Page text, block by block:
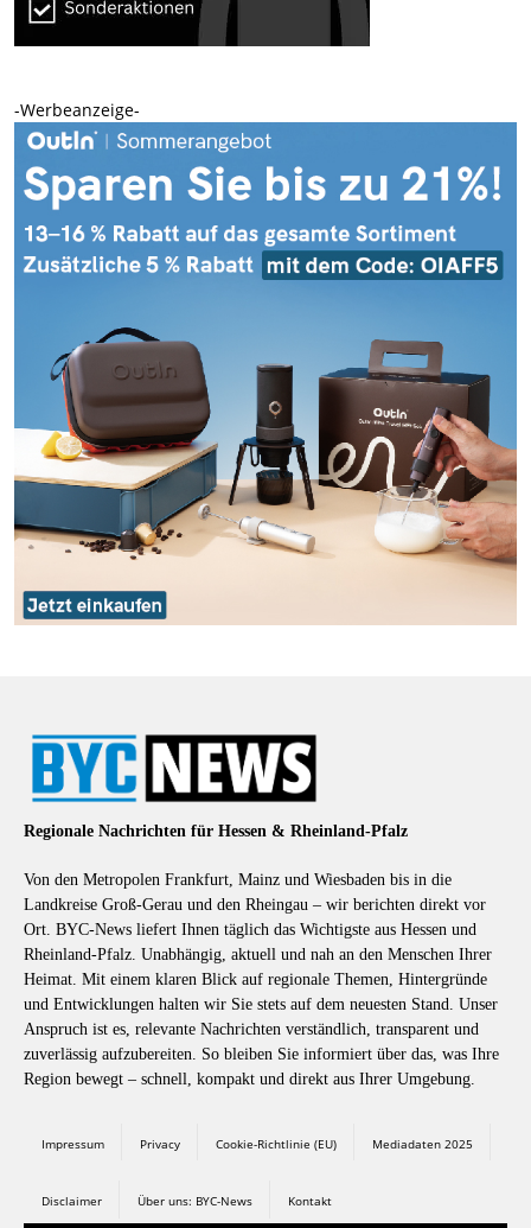
-Werbeanzeige-
Regionale Nachrichten für Hessen & Rheinland-Pfalz
Von den Metropolen Frankfurt, Mainz und Wiesbaden bis in die
Landkreise Groß-Gerau und den Rheingau – wir berichten direkt vor
Ort. BYC-News liefert Ihnen täglich das Wichtigste aus Hessen und
Rheinland-Pfalz. Unabhängig, aktuell und nah an den Menschen Ihrer
Heimat. Mit einem klaren Blick auf regionale Themen, Hintergründe
und Entwicklungen halten wir Sie stets auf dem neuesten Stand. Unser
Anspruch ist es, relevante Nachrichten verständlich, transparent und
zuverlässig aufzubereiten. So bleiben Sie informiert über das, was Ihre
Region bewegt – schnell, kompakt und direkt aus Ihrer Umgebung.
Impressum Privacy Cookie-Richtlinie (EU) Mediadaten 2025
Disclaimer Über uns: BYC-News Kontakt